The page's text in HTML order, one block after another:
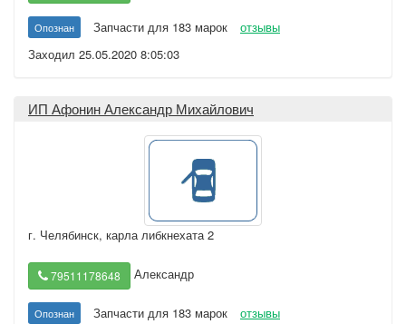
Опознан Запчасти для 183 марок
отзывы
Заходил 25.05.2020 8:05:03
ИП Афонин Александр Михайлович
г. Челябинск, карла либкнехата 2
79511178648 Александр
Опознан Запчасти для 183 марок
отзывы